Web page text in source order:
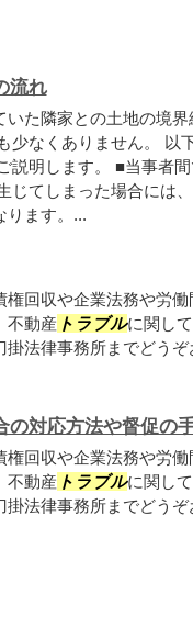
流れ
た隣家との土地の境界
少なくありません。 以
説明します。 ■当事者
じてしまった場合には
ります。...
回収や企業法務や労働
不動産 トラブルに関し
法律事務所までどうぞ
の対応方法や督促の
回収や企業法務や労働
不動産 トラブルに関し
法律事務所までどうぞ